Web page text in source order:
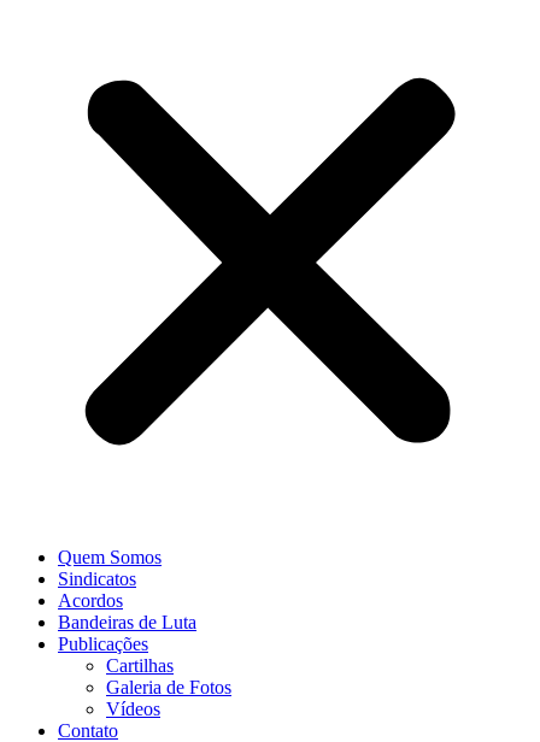
Quem Somos
Sindicatos
Acordos
Bandeiras de Luta
Publicações
Cartilhas
Galeria de Fotos
Vídeos
Contato